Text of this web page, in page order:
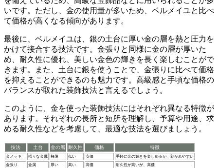
いです。ただし、金の使用量が多いため、ベルメイユと比べ
て価格が高くなる傾向があります。
最後に、ベルメイユは、銀の土台に厚い金の層を熱と圧力を
かけて接合する技法です。金張りと同様に金の層が厚いた
め、 耐久性に優れ、美しい金色の輝きを長く楽しむことがで
きます。また、土台に銀を使うことで、金張りに比べて価格
を抑えることができるのも魅力です。 高級感と手頃な価格の
バランスが取れた装飾技法と言えるでしょう。
このように、金を使った装飾技法にはそれぞれ異なる特徴が
あります。それぞれの長所と短所を理解し、予算や用途、求
める耐久性などを考慮して、最適な技法を選びましょう。
技法 土台 金の層 耐久性 価格 特徴
金メッキ 様々な金属 極薄 低い 安価
手軽に金の輝きを楽しめるが、剥がれやすい
金張り
金属 厚い 高い 高価
耐久性が高いが、高価